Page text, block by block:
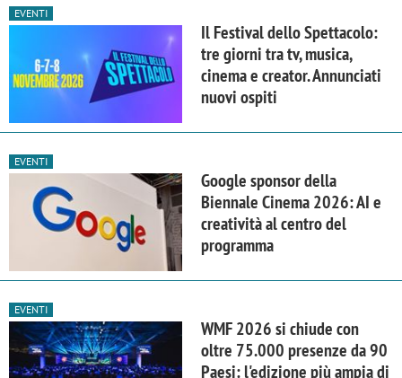
EVENTI
Il Festival dello Spettacolo:
tre giorni tra tv, musica,
cinema e creator. Annunciati
nuovi ospiti
EVENTI
Google sponsor della
Biennale Cinema 2026: AI e
creatività al centro del
programma
EVENTI
WMF 2026 si chiude con
oltre 75.000 presenze da 90
Paesi: l'edizione più ampia di